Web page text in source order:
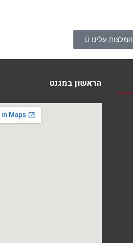
המלצות עלינו
הראשון במגנט